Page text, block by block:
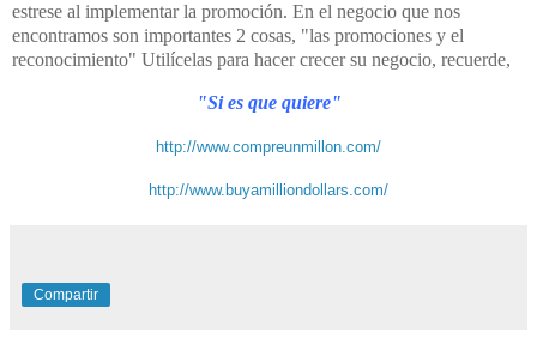
estrese al implementar la promoción. En el negocio que nos
encontramos son importantes 2 cosas, "las promociones y el
reconocimiento" Utilícelas para hacer crecer su negocio, recuerde,
"Si es que quiere"
http://www.compreunmillon.com/
http://www.buyamilliondollars.com/
Compartir